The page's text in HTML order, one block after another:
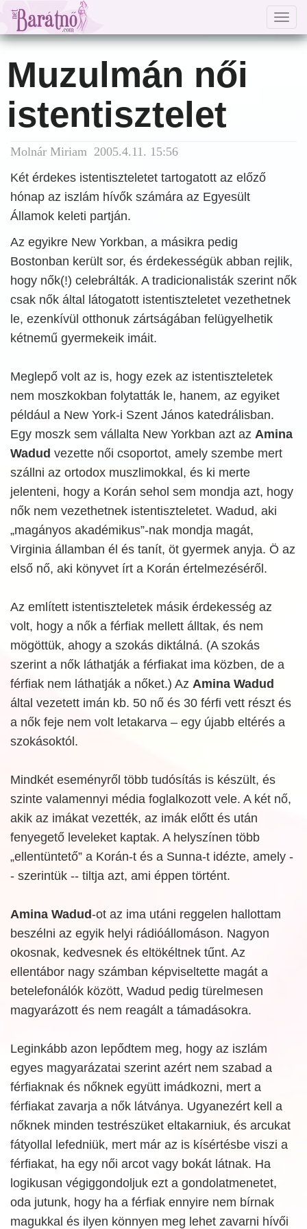
Muzulmán női
istentisztelet
Molnár Miriam 2005.4.11. 15:56
Két érdekes istentiszteletet tartogatott az előző
hónap az iszlám hívők számára az Egyesült
Államok keleti partján.
Az egyikre New Yorkban, a másikra pedig
Bostonban került sor, és érdekességük abban rejlik,
hogy nők(!) celebrálták. A tradicionalisták szerint nők
csak nők által látogatott istentiszteletet vezethetnek
le, ezenkívül otthonuk zártságában felügyelhetik
kétnemű gyermekeik imáit.
Meglepő volt az is, hogy ezek az istentiszteletek
nem moszkokban folytatták le, hanem, az egyiket
például a New York-i Szent János katedrálisban.
Egy moszk sem vállalta New Yorkban azt az Amina
Wadud vezette női csoportot, amely szembe mert
szállni az ortodox muszlimokkal, és ki merte
jelenteni, hogy a Korán sehol sem mondja azt, hogy
nők nem vezethetnek istentiszteletet. Wadud, aki
„magányos akadémikus”-nak mondja magát,
Virginia államban él és tanít, öt gyermek anyja. Ö az
első nő, aki könyvet írt a Korán értelmezéséről.
Az említett istentiszteletek másik érdekesség az
volt, hogy a nők a férfiak mellett álltak, és nem
mögöttük, ahogy a szokás diktálná. (A szokás
szerint a nők láthatják a férfiakat ima közben, de a
férfiak nem láthatják a nőket.) Az Amina Wadud
által vezetett imán kb. 50 nő és 30 férfi vett részt és
a nők feje nem volt letakarva – egy újabb eltérés a
szokásoktól.
Mindkét eseményről több tudósítás is készült, és
szinte valamennyi média foglalkozott vele. A két nő,
akik az imákat vezették, az imák előtt és után
fenyegető leveleket kaptak. A helyszínen több
„ellentüntető” a Korán-t és a Sunna-t idézte, amely -
- szerintük -- tiltja azt, ami éppen történt.
Amina Wadud-ot az ima utáni reggelen hallottam
beszélni az egyik helyi rádióállomáson. Nagyon
okosnak, kedvesnek és eltökéltnek tűnt. Az
ellentábor nagy számban képviseltette magát a
betelefonálók között, Wadud pedig türelmesen
magyarázott és nem reagált a támadásokra.
Leginkább azon lepődtem meg, hogy az iszlám
egyes magyarázatai szerint azért nem szabad a
férfiaknak és nőknek együtt imádkozni, mert a
férfiakat zavarja a nők látványa. Ugyanezért kell a
nőknek minden testrészüket eltakarniuk, és arcukat
fátyollal lefedniük, mert már az is kísértésbe viszi a
férfiakat, ha egy női arcot vagy bokát látnak. Ha
logikusan végiggondoljuk ezt a gondolatmenetet,
oda jutunk, hogy ha a férfiak ennyire nem bírnak
magukkal és ilyen könnyen meg lehet zavarni hívői